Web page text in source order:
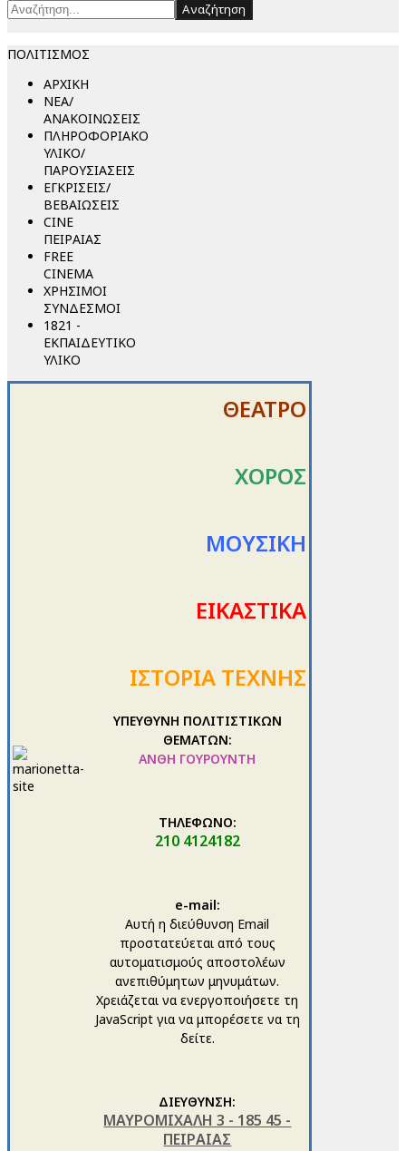
Αναζήτηση
ΠΟΛΙΤΙΣΜΟΣ
ΑΡΧΙΚΗ
ΝΕΑ/
ΑΝΑΚΟΙΝΩΣΕΙΣ
ΠΛΗΡΟΦΟΡΙΑΚΟ
ΥΛΙΚΟ/
ΠΑΡΟΥΣΙΑΣΕΙΣ
ΕΓΚΡΙΣΕΙΣ/
ΒΕΒΑΙΩΣΕΙΣ
CINE
ΠΕΙΡΑΙΑΣ
FREE
CINEMA
ΧΡΗΣΙΜΟΙ
ΣΥΝΔΕΣΜΟΙ
1821 -
ΕΚΠΑΙΔΕΥΤΙΚΟ
ΥΛΙΚΟ
ΘΕΑΤΡΟ
ΧΟΡΟΣ
ΜΟΥΣΙΚΗ
ΕΙΚΑΣΤΙΚΑ
ΙΣΤΟΡΙΑ ΤΕΧΝΗΣ
ΥΠΕΥΘΥΝΗ ΠΟΛΙΤΙΣΤΙΚΩΝ
ΘΕΜΑΤΩΝ:
ΑΝΘΗ ΓΟΥΡΟΥΝΤΗ
ΤΗΛΕΦΩΝΟ:
210 4124182
e-mail:
Αυτή η διεύθυνση Email
προστατεύεται από τους
αυτοματισμούς αποστολέων
ανεπιθύμητων μηνυμάτων.
Χρειάζεται να ενεργοποιήσετε τη
JavaScript για να μπορέσετε να τη
δείτε.
ΔΙΕΥΘΥΝΣΗ:
ΜΑΥΡΟΜΙΧΑΛΗ 3 - 185 45 -
ΠΕΙΡΑΙΑΣ